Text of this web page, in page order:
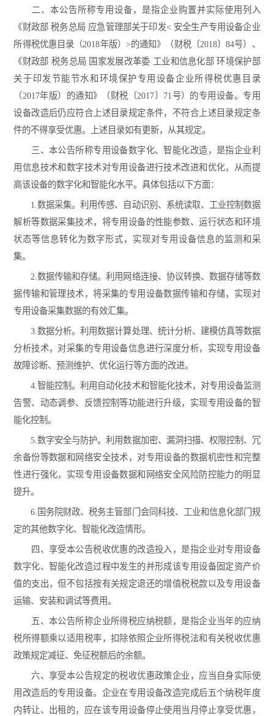
二、本公告所称专用设备，是指企业购置并实际使用列入
《财政部 税务总局 应急管理部关于印发< 安全生产专用设备企业
所得税优惠目录（2018年版）>的通知》（财税〔2018〕84号）、
《财政部 税务总局 国家发展改革委 工业和信息化部 环境保护部
关于印发节能节水和环境保护专用设备企业所得税优惠目录
（2017年版）的通知》（财税〔2017〕71号）的专用设备。专用
设备改造后仍应符合上述目录规定条件，不符合上述目录规定条
件的不得享受优惠。上述目录如有更新，从其规定。
三、本公告所称专用设备数字化、智能化改造，是指企业利
用信息技术和数字技术对专用设备进行技术改进和优化，从而提
高该设备的数字化和智能化水平。具体包括以下方面：
1.数据采集。利用传感、自动识别、系统读取、工业控制数据
解析等数据采集技术，将专用设备的性能参数、运行状态和环境
状态等信息转化为数字形式，实现对专用设备信息的监测和采
集。
2.数据传输和存储。利用网络连接、协议转换、数据存储等数
据传输和管理技术，将采集的专用设备数据传输和存储，实现对
专用设备采集数据的有效汇集。
3.数据分析。利用数据计算处理、统计分析、建模仿真等数据
分析技术，对采集的专用设备信息进行深度分析，实现专用设备
故障诊断、预测维护、优化运行等方面的改进。
4.智能控制。利用自动化技术和智能化技术，对专用设备监测
告警、动态调参、反馈控制等功能进行升级，实现专用设备的智
能化控制。
5.数字安全与防护。利用数据加密、漏洞扫描、权限控制、冗
余备份等数据和网络安全技术，对专用设备的数据机密性和完整
性进行强化，实现专用设备数据和网络安全风险防控能力的明显
提升。
6.国务院财政、税务主管部门会同科技、工业和信息化部门规
定的其他数字化、智能化改造情形。
四、享受本公告税收优惠的改造投入，是指企业对专用设备
数字化、智能化改造过程中发生的并形成该专用设备固定资产价
值的支出，但不包括按有关规定退还的增值税税款以及专用设备
运输、安装和调试等费用。
五、本公告所称企业所得税应纳税额，是指企业当年的应纳
税所得额乘以适用税率，扣除依照企业所得税法和有关税收优惠
政策规定减征、免征税额后的余额。
六、享受本公告规定的税收优惠政策企业，应当自身实际使
用改造后的专用设备。企业在专用设备改造完成后五个纳税年度
内转让、出租的，应在该专用设备停止使用当月停止享受优惠，